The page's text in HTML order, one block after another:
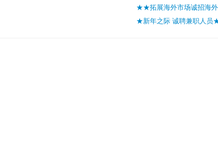
★★拓展海外市场诚招海
★新年之际 诚聘兼职人员